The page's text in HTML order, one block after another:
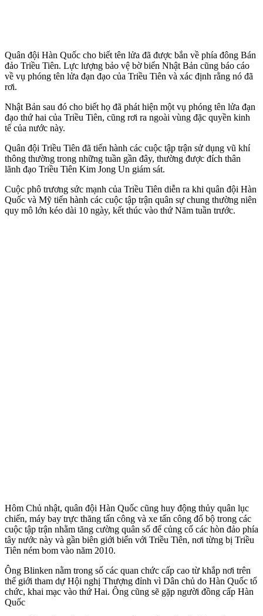
Quân đội Hàn Quốc cho biết tên lửa đã được bắn về phía đông Bán
đảo Triều Tiên. Lực lượng bảo vệ bờ biển Nhật Bản cũng báo cáo
về vụ phóng tên lửa đạn đạo của Triều Tiên và xác định rằng nó đã
rơi.
Nhật Bản sau đó cho biết họ đã phát hiện một vụ phóng tên lửa đạn
đạo thứ hai của Triều Tiên, cũng rơi ra ngoài vùng đặc quyền kinh
tế của nước này.
Quân đội Triều Tiên đã tiến hành các cuộc tập trận sử dụng vũ khí
thông thường trong những tuần gần đây, thường được đích thân
lãnh đạo Triều Tiên Kim Jong Un giám sát.
Cuộc phô trương sức mạnh của Triều Tiên diễn ra khi quân đội Hàn
Quốc và Mỹ tiến hành các cuộc tập trận quân sự chung thường niên
quy mô lớn kéo dài 10 ngày, kết thúc vào thứ Năm tuần trước.
Hôm Chủ nhật, quân đội Hàn Quốc cũng huy động thủy quân lục
chiến, máy bay trực thăng tấn công và xe tấn công đổ bộ trong các
cuộc tập trận nhằm tăng cường quân số để củng cố các hòn đảo phía
tây nước này và gần biên giới biển với Triều Tiên, nơi từng bị Triều
Tiên ném bom vào năm 2010.
Ông Blinken nằm trong số các quan chức cấp cao từ khắp nơi trên
thế giới tham dự Hội nghị Thượng đỉnh vì Dân chủ do Hàn Quốc tổ
chức, khai mạc vào thứ Hai. Ông cũng sẽ gặp người đồng cấp Hàn
Quốc